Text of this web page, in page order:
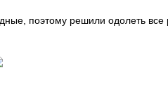
поэтому решили одолеть все